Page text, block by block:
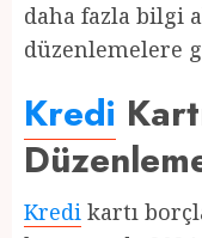
daha fazla bilgi
düzenlemelere
Kredi
Kredi kartı